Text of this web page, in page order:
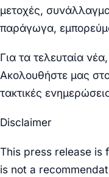
μετοχές,
παράγωγα,
Για τα τελευταία
Ακολουθήστε μας
τακτικές
Disclaimer
This press release is
is not a